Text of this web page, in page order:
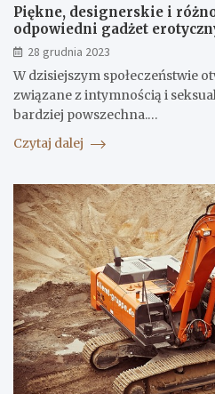
Piękne, designerskie i
odpowiedni gadżet
28 grudnia 2023
W dzisiejszym społeczeństwie
związane z intymnością i
bardziej powszechna.…
Czytaj dalej